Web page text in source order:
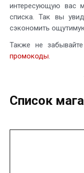
интересующую вас
списка. Так вы
сэкономить
Также не
промокоды.
Список